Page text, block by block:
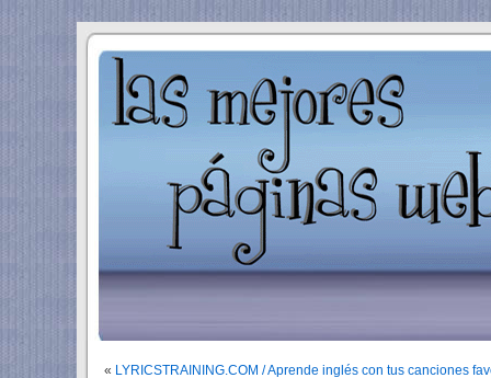
« LYRICSTRAINING.COM / Aprende inglés con tus canciones